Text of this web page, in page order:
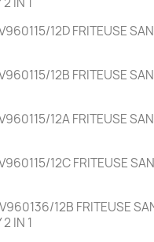
12D FRITEUSE
12B FRITEUSE
12A FRITEUSE
12C FRITEUSE
12B FRITEUSE
IN 1